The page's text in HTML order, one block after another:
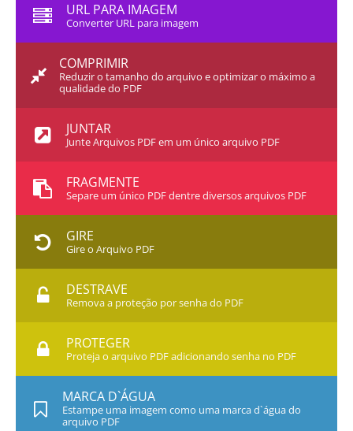
URL PARA IMAGEM
Converter URL para imagem
COMPRIMIR
Reduzir o tamanho do arquivo e optimizar o máximo a
qualidade do PDF
JUNTAR
Junte Arquivos PDF em um único arquivo PDF
FRAGMENTE
Separe um único PDF dentre diversos arquivos PDF
GIRE
Gire o Arquivo PDF
DESTRAVE
Remova a proteção por senha do PDF
PROTEGER
Proteja o arquivo PDF adicionando senha no PDF
MARCA D`ÁGUA
Estampe uma imagem como uma marca d`água do
arquivo PDF